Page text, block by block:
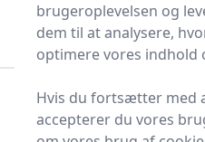
Søg nu
Søg nu
Forside Renovering og
Kabelsamler
brugeroplevelsen og
dem til at analysere,
optimere vores indhold
Hvis du fortsætter med
accepterer du vores